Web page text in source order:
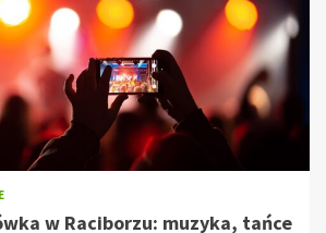
w Raciborzu: muzyka, tańce